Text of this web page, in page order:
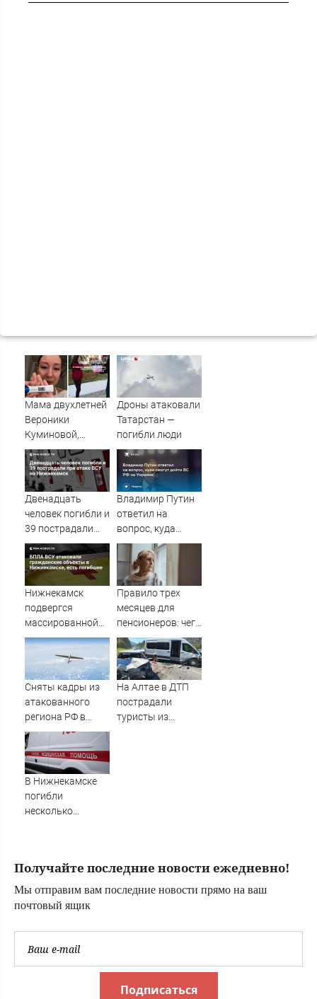
Мама двухлетней
Вероники
Куминовой,
умершей в
больнице,
беременна: семья
ждет девочку
Дроны атаковали
Татарстан —
погибли люди
Двенадцать
человек погибли и
39 пострадали
при атаке ВСУ на
Нижнекамск
Владимир Путин
ответил на
вопрос, куда
смогут дойти ВС
РФ на Украине
Нижнекамск
подвергся
массированной
атаке ВСУ, есть
погибшие
Правило трех
месяцев для
пенсионеров: чего
ждать тем, кому
приходит пенсия
на карту
Сняты кадры из
атакованного
региона РФ в
1200 км от
границы
На Алтае в ДТП
пострадали
туристы из
В Нижнекамске
погибли
несколько
Получайте последние новости ежедневно!
Мы отправим вам последние новости прямо на ваш
почтовый ящик
Подписаться